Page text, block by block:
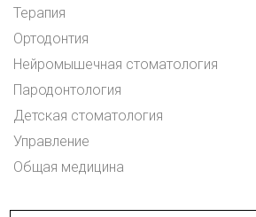
Терапия
Ортодонтия
Нейромышечная стоматология
Пародонтология
Детская стоматология
Управление
Общая медицина